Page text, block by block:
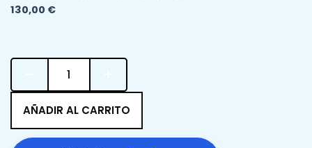
130,00 €
DUO
DINÁMICO
+
REGALO
cantidad
AÑADIR AL CARRITO